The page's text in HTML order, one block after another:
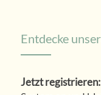
Entdecke
Jetzt registrieren: